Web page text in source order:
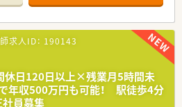
ついて】
路線が乗り入れる新宿駅から徒歩3分程
な立地です。
リニックがメインとなる予定で、処方は
想定されています。
枚数や正確な勤務者体制については、こ
ェーズとなります。
求人ID： 190143
休日120日以上×残業月5時間未
年収500万円も可能！ 駅徒歩4分
員募集